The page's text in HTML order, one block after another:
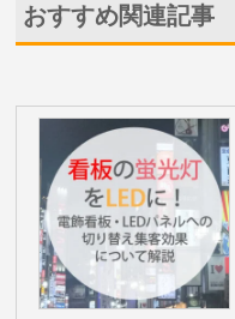
おすすめ関連記事